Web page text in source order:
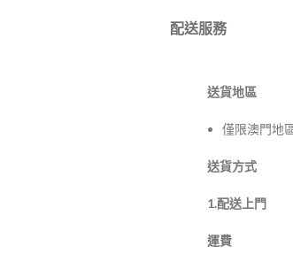
配送服務
送貨地區
僅限澳門地
送貨方式
1.配送上門
運費